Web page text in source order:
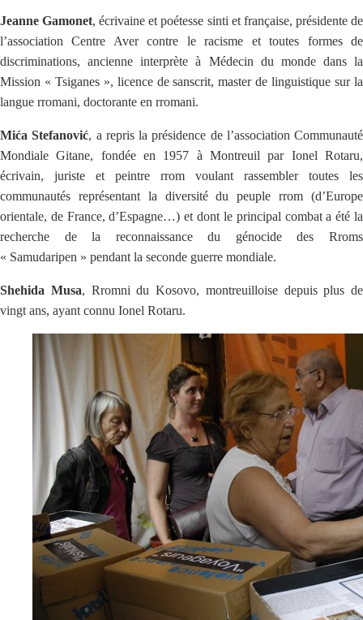
Jeanne Gamonet, écrivaine et poétesse sinti et française, présidente de
l’association Centre Aver contre le racisme et toutes formes de
discriminations, ancienne interprète à Médecin du monde dans la
Mission « Tsiganes », licence de sanscrit, master de linguistique sur la
langue rromani, doctorante en rromani.
Mića Stefanović, a repris la présidence de l’association Communauté
Mondiale Gitane, fondée en 1957 à Montreuil par Ionel Rotaru,
écrivain, juriste et peintre rrom voulant rassembler toutes les
communautés représentant la diversité du peuple rrom (d’Europe
orientale, de France, d’Espagne…) et dont le principal combat a été la
recherche de la reconnaissance du génocide des Rroms
« Samudaripen » pendant la seconde guerre mondiale.
Shehida Musa, Rromni du Kosovo, montreuilloise depuis plus de
vingt ans, ayant connu Ionel Rotaru.